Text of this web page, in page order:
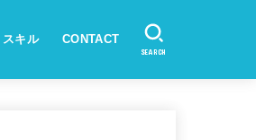
スキル CONTACT
SEARCH